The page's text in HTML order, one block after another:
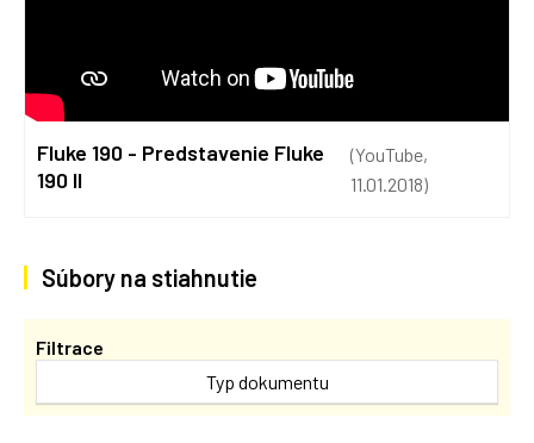
Fluke 190 - Predstavenie Fluke
190 II
(YouTube,
11.01.2018)
Súbory na stiahnutie
Filtrace
Typ dokumentu